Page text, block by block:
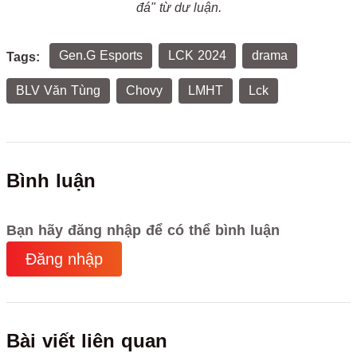
đá" từ dư luận.
Tags: Gen.G Esports LCK 2024 drama
BLV Văn Tùng Chovy LMHT Lck
Bình luận
Bạn hãy đăng nhập để có thể bình luận
Đăng nhập
Bài viết liên quan